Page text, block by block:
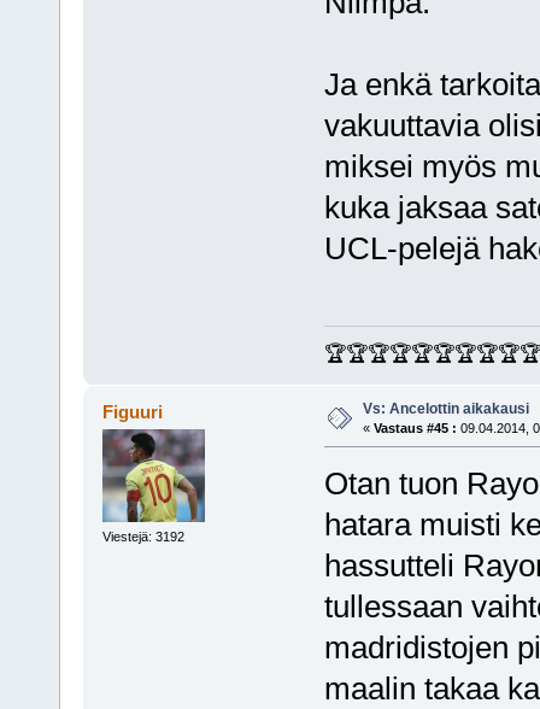
Ja enkä
vakuuttavia
miksei myös
kuka jaksaa
UCL-pelejä
Figuuri
Viestejä: 3192
Vs: Ancelottin aikakausi
« Vastaus #45 : 09.04.2014,
Otan tuon
hatara muisti
hassutteli
tullessaan
madridistojen
maalin takaa